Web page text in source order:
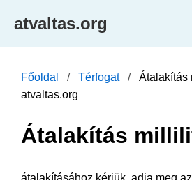
atvaltas.org
Főoldal Térfogat
Átalakítás
atvaltas.org
Átalakítás
átalakításához kérjük, adja meg